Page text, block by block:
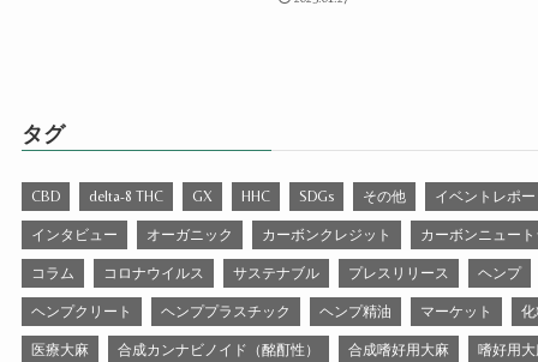
タグ
CBD delta-8 THC GX HHC SDGs その他 イベントレポ
インタビュー オーガニック カーボンクレジット カーボンニュー
コラム コロナウイルス サステナブル プレスリリース ヘンプ
ヘンプクリート ヘンププラスチック ヘンプ精油 マーケット
医療大麻 合成カンナビノイド（酩酊性） 合成嗜好用大麻 嗜好用